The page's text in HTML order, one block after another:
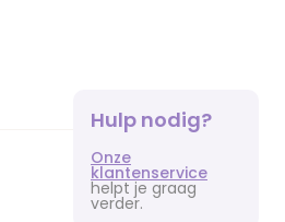
Hulp nodig?
Onze
klantenservice
helpt je graag
verder.